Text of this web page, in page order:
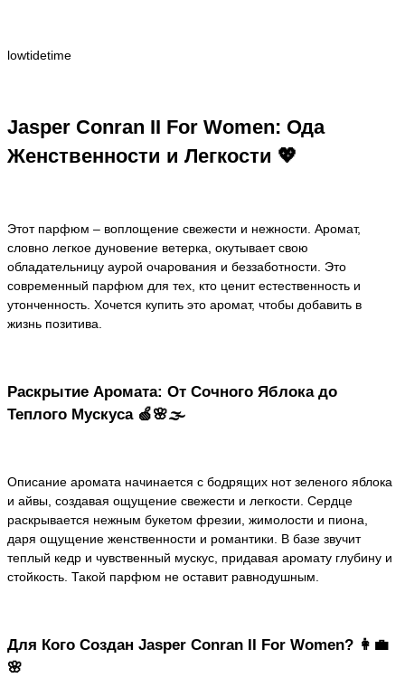
lowtidetime
Jasper Conran II For Women: Ода
Женственности и Легкости 💖
Этот парфюм – воплощение свежести и нежности. Аромат,
словно легкое дуновение ветерка, окутывает свою
обладательницу аурой очарования и беззаботности. Это
современный парфюм для тех, кто ценит естественность и
утонченность. Хочется купить это аромат, чтобы добавить в
жизнь позитива.
Раскрытие Аромата: От Сочного Яблока до
Теплого Мускуса 🍏🌸🌫️
Описание аромата начинается с бодрящих нот зеленого яблока
и айвы, создавая ощущение свежести и легкости. Сердце
раскрывается нежным букетом фрезии, жимолости и пиона,
даря ощущение женственности и романтики. В базе звучит
теплый кедр и чувственный мускус, придавая аромату глубину и
стойкость. Такой парфюм не оставит равнодушным.
Для Кого Создан Jasper Conran II For Women? 👩‍💼
🌸